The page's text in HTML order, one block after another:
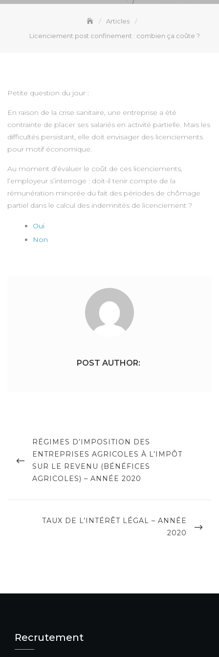
Articles
Licenciement post confinement : combien ça coûte ?
Petite question du jour :
En raison de la crise sanitaire, une entreprise a été
contrainte de placer ses salariés en activité partielle. Mais les
difficultés persistant, elle doit envisager des licenciements
pour motif économique.
Au moment d’évaluer le coût de ces licenciements,
l’employeur s’interroge : doit-il tenir compte de la
rémunération minorée du fait des périodes de chômage
partiel dans le calcul des indemnités de licenciement ?
Oui
Non
POST AUTHOR:
l’article
PREVIOUS
POST
RÉGIMES D’IMPOSITION DES
ENTREPRISES AGRICOLES À L’IMPÔT
SUR LE REVENU (BÉNÉFICES
AGRICOLES) – ANNÉE 2020
NEXT
TAUX DE L’INTÉRÊT LÉGAL – ANNÉE
2020
Recrutement